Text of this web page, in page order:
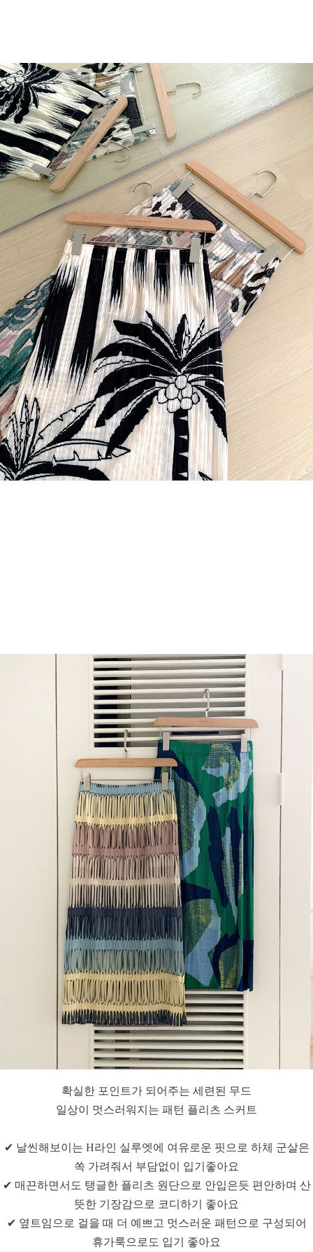
확실한 포인트가 되어주는 세련된 무드
일상이 멋스러워지는 패턴 플리츠 스커트
✔ 날씬해보이는 H라인 실루엣에 여유로운 핏으로 하체 군살은
쏙 가려줘서 부담없이 입기좋아요
✔ 매끈하면서도 탱글한 플리츠 원단으로 안입은듯 편안하며 산
뜻한 기장감으로 코디하기 좋아요
✔ 옆트임으로 걸을 때 더 예쁘고 멋스러운 패턴으로 구성되어
휴가룩으로도 입기 좋아요